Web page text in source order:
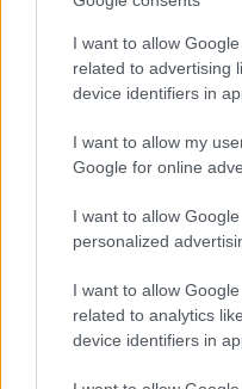
I want to allow
related to advertising
device identifiers in
I want to allow my
Google for online
I want to allow
personalized
I want to allow
related to analytics
device identifiers in
Mario Malu
Paolo Pinna
Martina
I nostri cari